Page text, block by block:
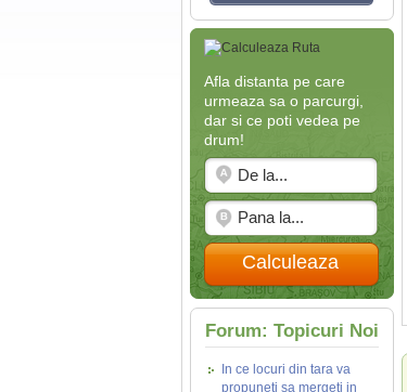
Afla distanta pe care
urmeaza sa o parcurgi,
dar si ce poti vedea pe
drum!
Calculeaza
Forum: Topicuri Noi
In ce locuri din tara va
propuneti sa mergeti in